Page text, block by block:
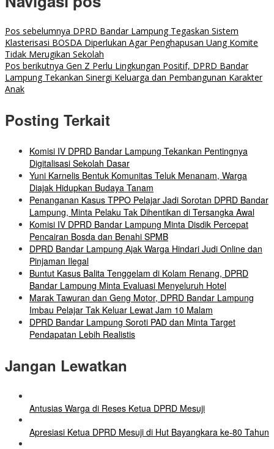
Pos sebelumnya DPRD Bandar Lampung Tegaskan Sistem
Klasterisasi BOSDA Diperlukan Agar Penghapusan Uang Komite
Tidak Merugikan Sekolah
Pos berikutnya Gen Z Perlu Lingkungan Positif, DPRD Bandar
Lampung Tekankan Sinergi Keluarga dan Pembangunan Karakter
Anak
Posting Terkait
Komisi IV DPRD Bandar Lampung Tekankan Pentingnya
Digitalisasi Sekolah Dasar
Yuni Karnelis Bentuk Komunitas Teluk Menanam, Warga
Diajak Hidupkan Budaya Tanam
Penanganan Kasus TPPO Pelajar Jadi Sorotan DPRD Bandar
Lampung, Minta Pelaku Tak Dihentikan di Tersangka Awal
Komisi IV DPRD Bandar Lampung Minta Disdik Percepat
Pencairan Bosda dan Benahi SPMB
DPRD Bandar Lampung Ajak Warga Hindari Judi Online dan
Pinjaman Ilegal
Buntut Kasus Balita Tenggelam di Kolam Renang, DPRD
Bandar Lampung Minta Evaluasi Menyeluruh Hotel
Marak Tawuran dan Geng Motor, DPRD Bandar Lampung
Imbau Pelajar Tak Keluar Lewat Jam 10 Malam
DPRD Bandar Lampung Soroti PAD dan Minta Target
Pendapatan Lebih Realistis
Jangan Lewatkan
Antusias Warga di Reses Ketua DPRD Mesuji
Apresiasi Ketua DPRD Mesuji di Hut Bayangkara ke-80 Tahun